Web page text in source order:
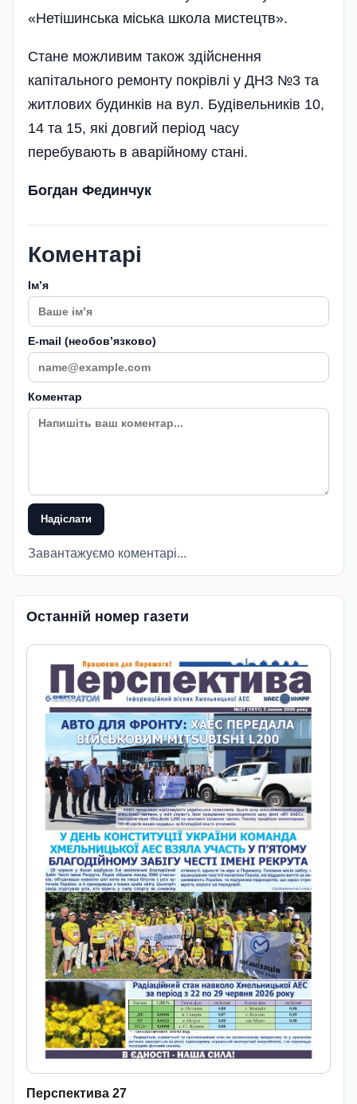
«Нетішинська міська школа мистецтв».
Стане можливим також здійснення
капітального ремонту покрівлі у ДНЗ №3 та
житлових будинків на вул. Будівельників 10,
14 та 15, які довгий період часу
перебувають в аварійному стані.
Богдан Фединчук
Коментарі
Імʼя
E-mail (необовʼязково)
Коментар
Надіслати
Завантажуємо коментарі...
Останній номер газети
Перспектива 27